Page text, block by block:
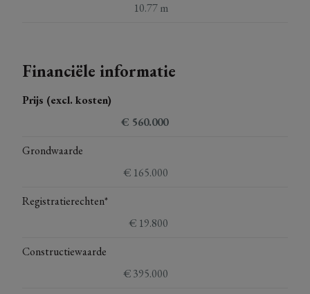
10.77 m
Financiële informatie
Prijs (excl. kosten)
€ 560.000
Grondwaarde
€ 165.000
Registratierechten*
€ 19.800
Constructiewaarde
€ 395.000